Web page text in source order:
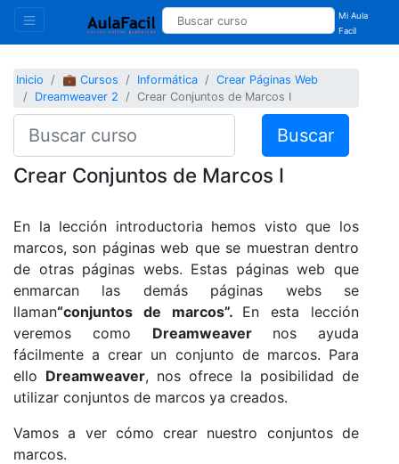
Mi Aula
Facil
Inicio 💼 Cursos Informática
Crear Páginas Web
Dreamweaver 2
Crear Conjuntos de Marcos I
Buscar
Crear Conjuntos de Marcos I
En la lección introductoria hemos visto que los
marcos, son páginas web que se muestran dentro
de otras páginas webs. Estas páginas web que
enmarcan las demás páginas webs se
llaman“conjuntos de marcos”. En esta lección
veremos como Dreamweavernos ayuda
fácilmente a crear un conjunto de marcos. Para
ello Dreamweaver, nos ofrece la posibilidad de
utilizar conjuntos de marcos ya creados.
Vamos a ver cómo crear nuestro conjuntos de
marcos.